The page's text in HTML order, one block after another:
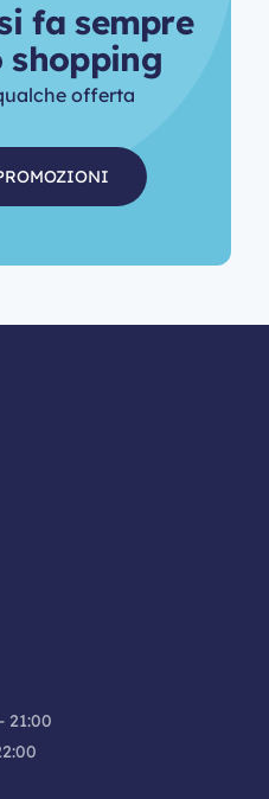
i fa sempre
shopping
offerta
21:00